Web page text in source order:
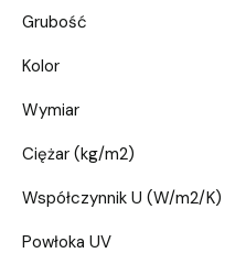
Grubość
Kolor
Wymiar
Ciężar (kg/m2)
Współczynnik U (W/m2/K)
Powłoka UV